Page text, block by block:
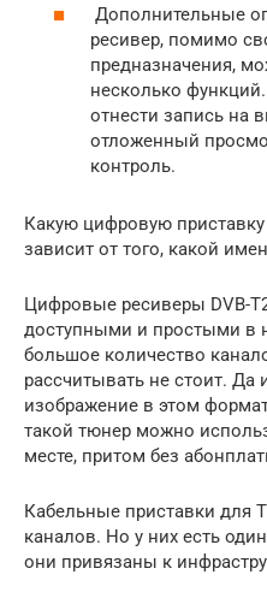
Дополнительные
ресивер, помимо
предназначения,
несколько
отнести запись на
отложенный
контроль.
Какую цифровую
зависит от того, какой
Цифровые ресиверы DVB-
доступными и простыми в
большое количество
рассчитывать не стоит. Да
изображение в этом
такой тюнер можно
месте, притом без
Кабельные приставки для
каналов. Но у них есть
они привязаны к